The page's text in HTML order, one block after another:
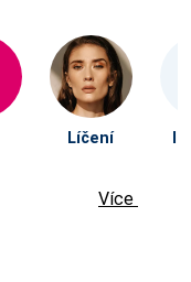
Líčení
Více